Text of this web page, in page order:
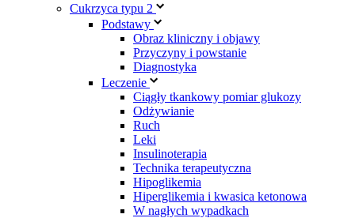
Cukrzyca typu 2
Podstawy
Obraz kliniczny i objawy
Przyczyny i powstanie
Diagnostyka
Leczenie
Ciągły tkankowy pomiar glukozy
Odżywianie
Ruch
Leki
Insulinoterapia
Technika terapeutyczna
Hipoglikemia
Hiperglikemia i kwasica ketonowa
W nagłych wypadkach